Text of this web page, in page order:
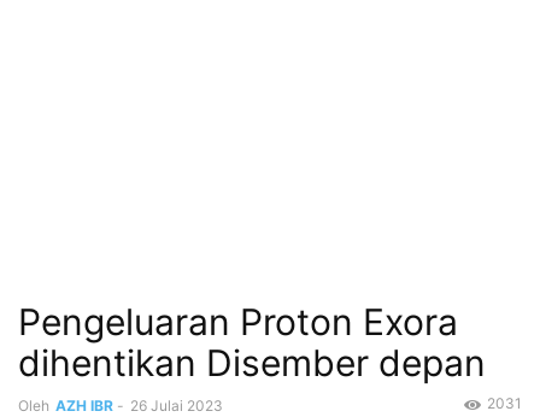
Pengeluaran Proton Exora
dihentikan Disember depan
Oleh AZH IBR - 26 Julai 2023 2031